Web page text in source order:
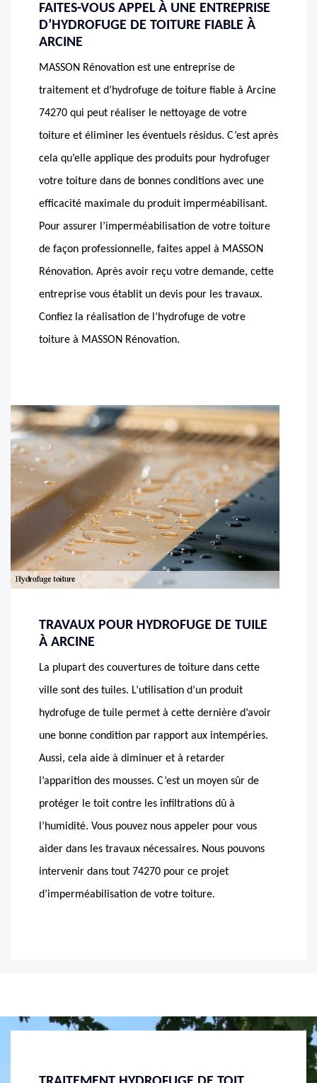
FAITES-VOUS APPEL À UNE ENTREPRISE
D’HYDROFUGE DE TOITURE FIABLE À
ARCINE
MASSON Rénovation est une entreprise de
traitement et d’hydrofuge de toiture fiable à Arcine
74270 qui peut réaliser le nettoyage de votre
toiture et éliminer les éventuels résidus. C’est après
cela qu’elle applique des produits pour hydrofuger
votre toiture dans de bonnes conditions avec une
efficacité maximale du produit imperméabilisant.
Pour assurer l’imperméabilisation de votre toiture
de façon professionnelle, faites appel à MASSON
Rénovation. Après avoir reçu votre demande, cette
entreprise vous établit un devis pour les travaux.
Confiez la réalisation de l’hydrofuge de votre
toiture à MASSON Rénovation.
TRAVAUX POUR HYDROFUGE DE TUILE
À ARCINE
La plupart des couvertures de toiture dans cette
ville sont des tuiles. L’utilisation d’un produit
hydrofuge de tuile permet à cette dernière d’avoir
une bonne condition par rapport aux intempéries.
Aussi, cela aide à diminuer et à retarder
l’apparition des mousses. C’est un moyen sûr de
protéger le toit contre les infiltrations dû à
l’humidité. Vous pouvez nous appeler pour vous
aider dans les travaux nécessaires. Nous pouvons
intervenir dans tout 74270 pour ce projet
d’imperméabilisation de votre toiture.